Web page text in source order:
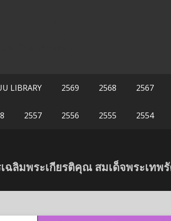
LIBRARY 2569 2568 2567
2557 2556 2555 2554
ฉลิมพระเกียรติคุณ สมเด็จพระเท